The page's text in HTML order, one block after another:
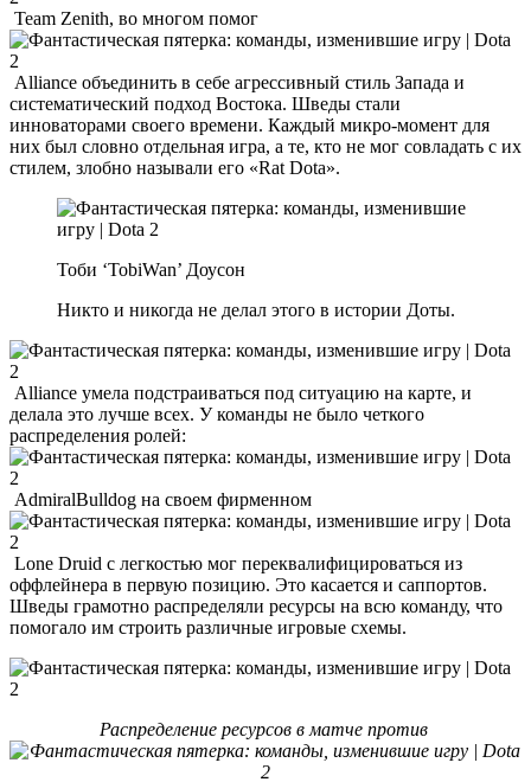
Team Zenith, во многом помог
Alliance объединить в себе агрессивный стиль Запада и
систематический подход Востока. Шведы стали
инноваторами своего времени. Каждый микро-момент для
них был словно отдельная игра, а те, кто не мог совладать с их
стилем, злобно называли его «Rat Dota».
Тоби ‘TobiWan’ Доусон
Никто и никогда не делал этого в истории Доты.
Alliance умела подстраиваться под ситуацию на карте, и
делала это лучше всех. У команды не было четкого
распределения ролей:
AdmiralBulldog на своем фирменном
Lone Druid с легкостью мог переквалифицироваться из
оффлейнера в первую позицию. Это касается и саппортов.
Шведы грамотно распределяли ресурсы на всю команду, что
помогало им строить различные игровые схемы.
Распределение ресурсов в матче против